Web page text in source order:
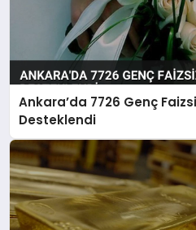
Ankara’da 7726 Genç
Desteklendi